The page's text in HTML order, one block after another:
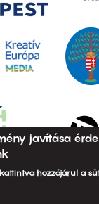
javítása
kattintva hozzájárul a